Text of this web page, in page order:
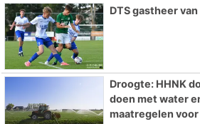
DTS gastheer
Droogte: HHNK
doen met water
maatregelen voor